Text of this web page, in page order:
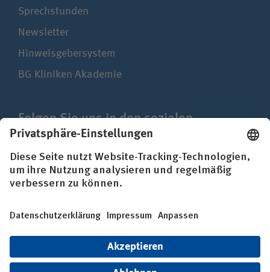
Sprechstunden
Newsletter
Hinweisgebersystem
BG Kliniken Akademie
Folgen Sie uns in den sozialen
Netzwerken
Impressum
Datenschutz
Erklärung zur Barrierefreiheit